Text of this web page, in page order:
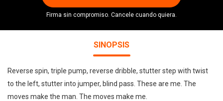
Firma sin compromiso. Cancele cuando quiera.
SINOPSIS
Reverse spin, triple pump, reverse dribble, stutter step with twist
to the left, stutter into jumper, blind pass. These are me. The
moves make the man. The moves make me.